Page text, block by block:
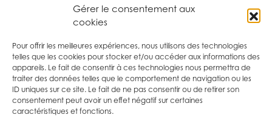
Gérer le consentement aux
cookies
Pour offrir les meilleures expériences, nous utilisons des technologies
telles que les cookies pour stocker et/ou accéder aux informations des
appareils. Le fait de consentir à ces technologies nous permettra de
traiter des données telles que le comportement de navigation ou les
ID uniques sur ce site. Le fait de ne pas consentir ou de retirer son
consentement peut avoir un effet négatif sur certaines
caractéristiques et fonctions.
Sur LinkedIn :
Sur Pinterest :/mameringue_france
Sur tikTok :@mameringue_france